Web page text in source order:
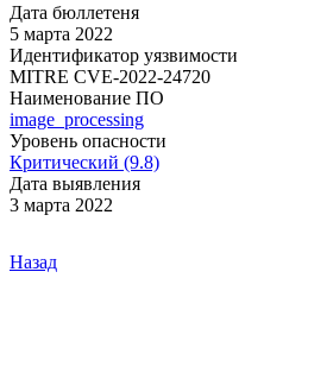
Дата бюллетеня
5 марта 2022
Идентификатор уязвимости
MITRE CVE-2022-24720
Наименование ПО
image_processing
Уровень опасности
Критический (9.8)
Дата выявления
3 марта 2022
Назад